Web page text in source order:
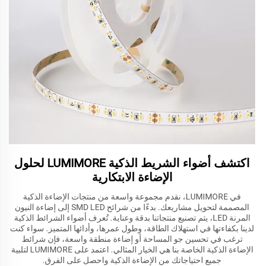
اكتشف أضواء الشريط الذكية LUMIMORE لحلول
الإضاءة الابتكارية
في LUMIMORE، نقدم مجموعة واسعة من منتجات الإضاءة الذكية
المصممة لتحويل مشاريعك. بدءًا من شرائح SMD LED إلى إضاءة النيون
المرنة LED، يتم تصنيع منتجاتنا بدقة وعناية. تُعرف أضواء الشرائط الذكية
لدينا بكفاءتها في استهلاك الطاقة، وطول عمرها، وأدائها المتميز. سواء كنت
ترغب في تحسين جو المساحة أو إضاءة منطقة واسعة، فإن شرائط
الإضاءة الذكية الخاصة بنا هي الخيار المثالي. اعتمد على LUMIMORE لتلبية
جميع احتياجاتك من الإضاءة الذكية واحصل على الفرق.